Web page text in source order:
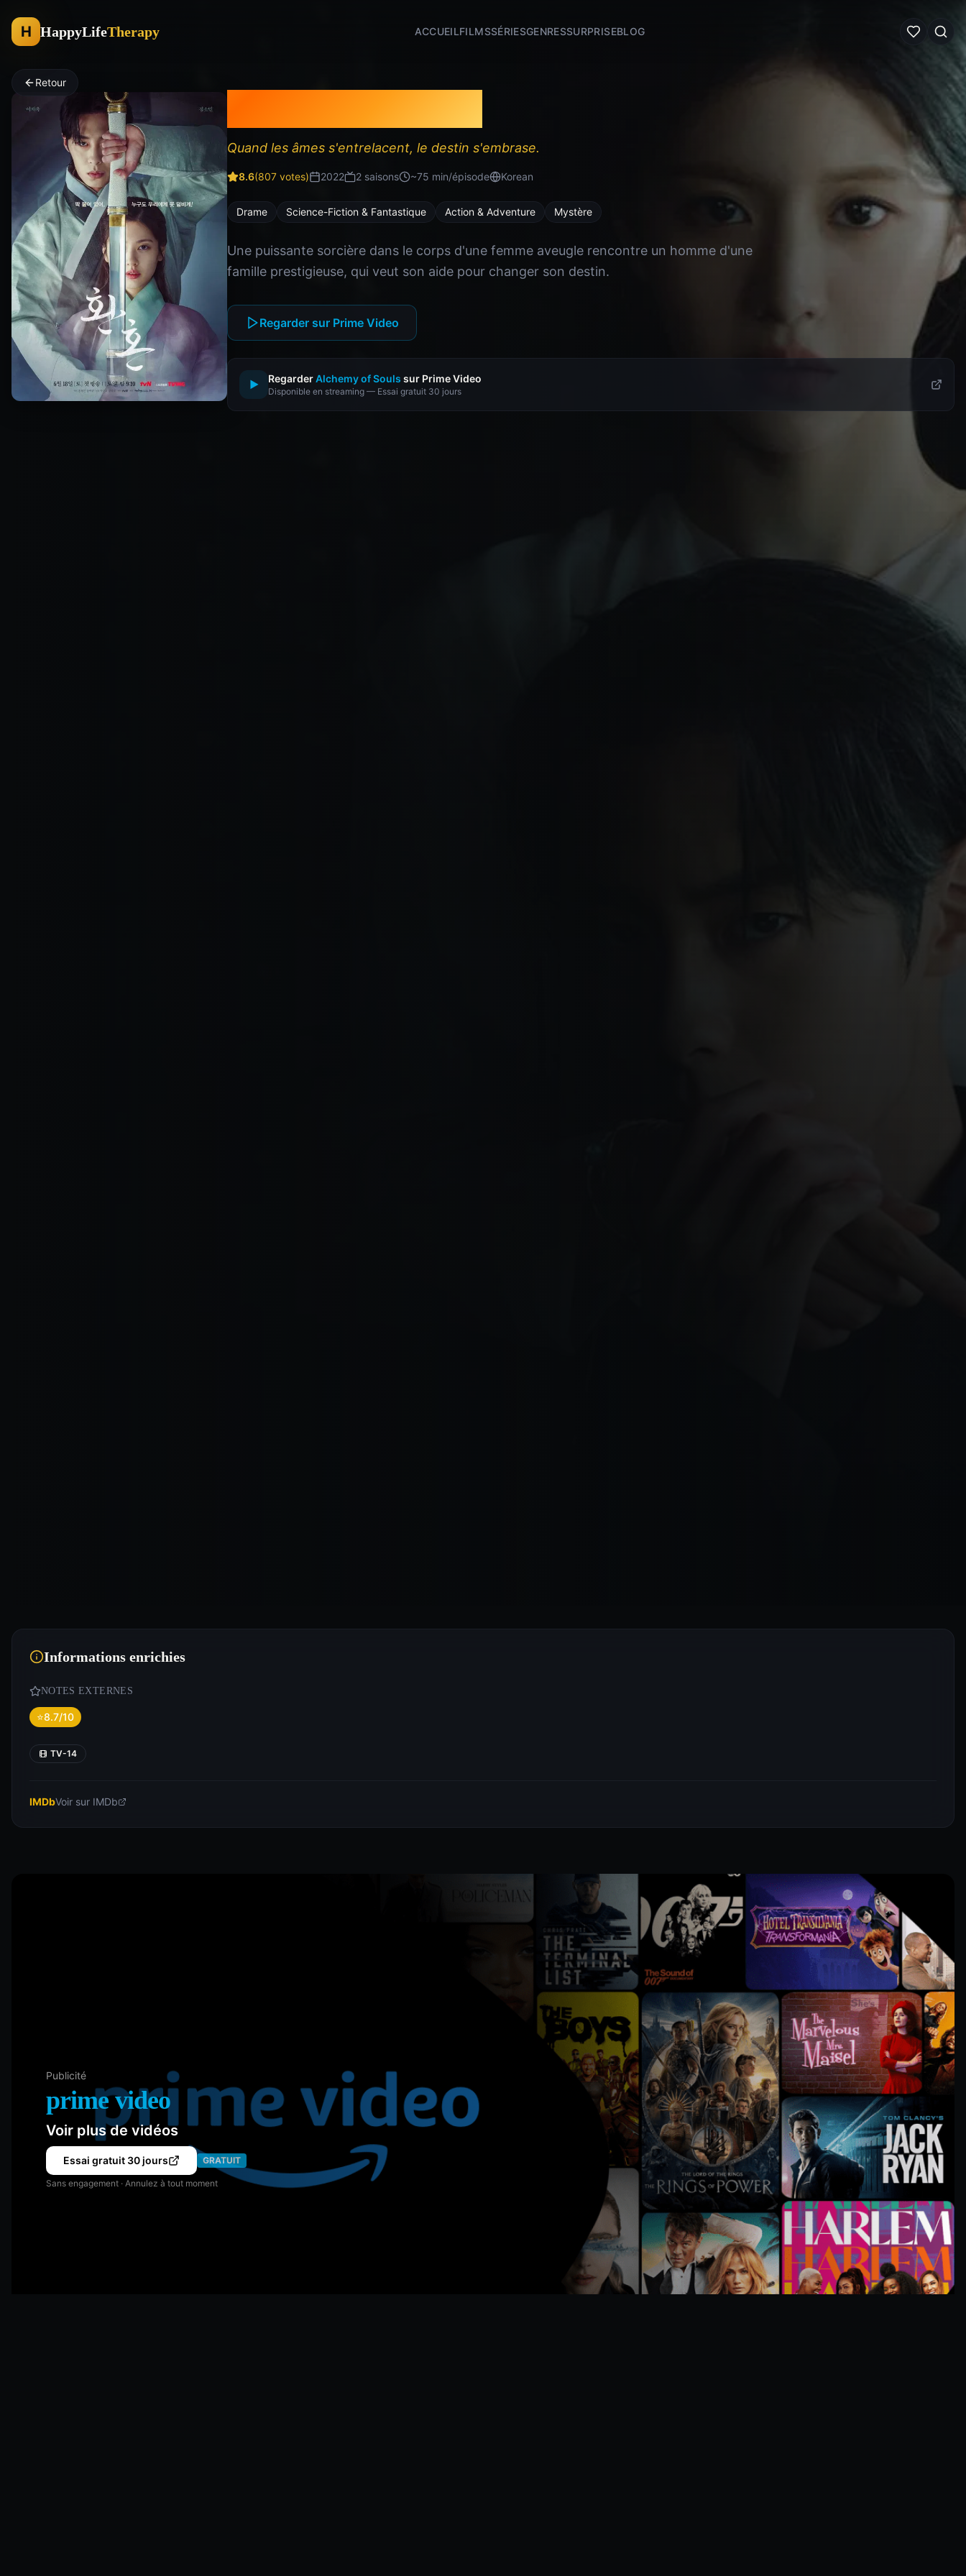
H HappyLifeTherapy ACCUEILFILMSSÉRIESGENRESSURPRISEBLOG
Retour
Quand les âmes s'entrelacent, le destin s'embrase.
8.6(807 votes) 2022 2 saisons ~75 min/épisode Korean
Drame Science-Fiction & Fantastique Action & Adventure Mystère
Une puissante sorcière dans le corps d'une femme aveugle rencontre un homme d'une
famille prestigieuse, qui veut son aide pour changer son destin.
Regarder sur Prime Video
▶ RegarderAlchemy of Souls sur Prime Video
Disponible en streaming — Essai gratuit 30 jours
Informations enrichies
NOTES EXTERNES
⭐8.7/10
TV-14
IMDbVoir sur IMDb
Publicité
prime video
Voir plus de vidéos
Essai gratuit 30 jours GRATUIT
Sans engagement · Annulez à tout moment